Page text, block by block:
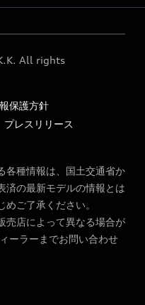
店舗情報
All rights
保護方針
プレスリリース
各種情報は、国土交通省か
済の最新モデルの情報とは
ご了承ください。
売店によって異なる場合が
ーラーまでお問い合わせ